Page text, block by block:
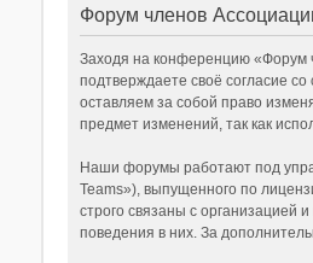
Форум членов
Заходя на конференцию «Форум
подтверждаете своё согласие
оставляем за собой право
предмет изменений, так как
Наши форумы работают под
Teams»), выпущенного по
строго связаны с организацией
поведения в них. За